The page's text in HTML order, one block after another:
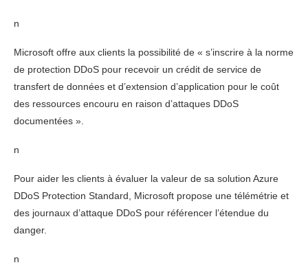
n
Microsoft offre aux clients la possibilité de « s’inscrire à la norme
de protection DDoS pour recevoir un crédit de service de
transfert de données et d’extension d’application pour le coût
des ressources encouru en raison d’attaques DDoS
documentées ».
n
Pour aider les clients à évaluer la valeur de sa solution Azure
DDoS Protection Standard, Microsoft propose une télémétrie et
des journaux d’attaque DDoS pour référencer l’étendue du
danger.
n